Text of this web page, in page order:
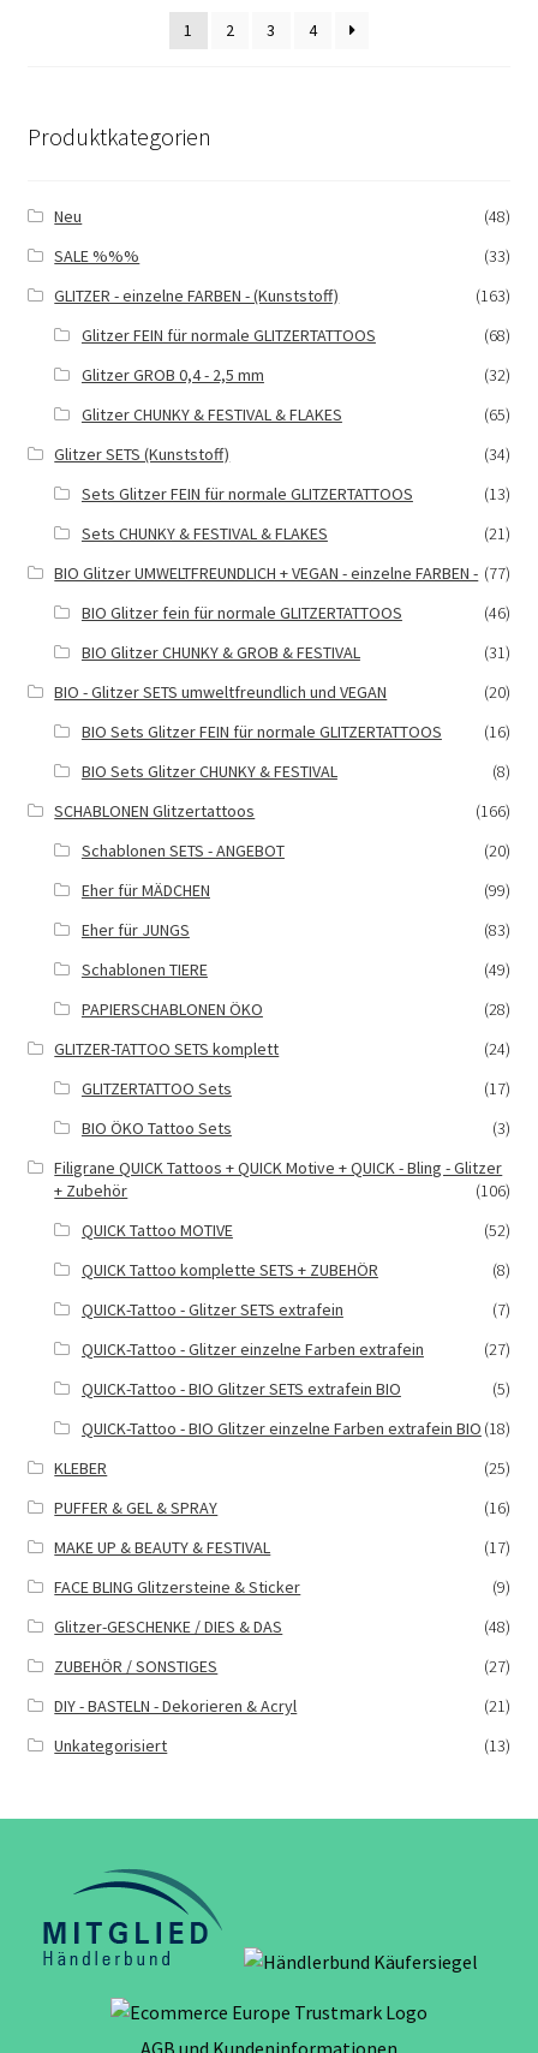
1 2 3 4
Produktkategorien
Neu
(48)
SALE %%%
(33)
GLITZER - einzelne FARBEN - (Kunststoff)
(163)
Glitzer FEIN für normale GLITZERTATTOOS
(68)
Glitzer GROB 0,4 - 2,5 mm
(32)
Glitzer CHUNKY & FESTIVAL & FLAKES
(65)
Glitzer SETS (Kunststoff)
(34)
Sets Glitzer FEIN für normale GLITZERTATTOOS
(13)
Sets CHUNKY & FESTIVAL & FLAKES
(21)
BIO Glitzer UMWELTFREUNDLICH + VEGAN - einzelne FARBEN - (77)
BIO Glitzer fein für normale GLITZERTATTOOS
(46)
BIO Glitzer CHUNKY & GROB & FESTIVAL
(31)
BIO - Glitzer SETS umweltfreundlich und VEGAN
(20)
BIO Sets Glitzer FEIN für normale GLITZERTATTOOS
(16)
BIO Sets Glitzer CHUNKY & FESTIVAL
(8)
SCHABLONEN Glitzertattoos
(166)
Schablonen SETS - ANGEBOT
(20)
Eher für MÄDCHEN
(99)
Eher für JUNGS
(83)
Schablonen TIERE
(49)
PAPIERSCHABLONEN ÖKO
(28)
GLITZER-TATTOO SETS komplett
(24)
GLITZERTATTOO Sets
(17)
BIO ÖKO Tattoo Sets
(3)
Filigrane QUICK Tattoos + QUICK Motive + QUICK - Bling - Glitzer
+ Zubehör
(106)
QUICK Tattoo MOTIVE
(52)
QUICK Tattoo komplette SETS + ZUBEHÖR
(8)
QUICK-Tattoo - Glitzer SETS extrafein
(7)
QUICK-Tattoo - Glitzer einzelne Farben extrafein
(27)
QUICK-Tattoo - BIO Glitzer SETS extrafein BIO
(5)
QUICK-Tattoo - BIO Glitzer einzelne Farben extrafein BIO (18)
KLEBER
(25)
PUFFER & GEL & SPRAY
(16)
MAKE UP & BEAUTY & FESTIVAL
(17)
FACE BLING Glitzersteine & Sticker
(9)
Glitzer-GESCHENKE / DIES & DAS
(48)
ZUBEHÖR / SONSTIGES
(27)
DIY - BASTELN - Dekorieren & Acryl
(21)
Unkategorisiert
(13)
AGB und Kundeninformationen